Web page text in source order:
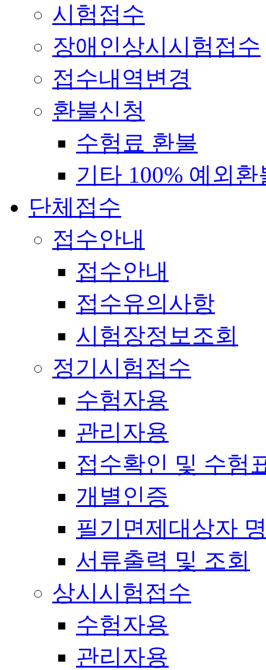
시험접수
장애인상시시험접수
접수내역변경
환불신청
수험료 환불
기타 100% 예외환
단체접수
접수안내
접수안내
접수유의사항
시험장정보조회
정기시험접수
수험자용
관리자용
접수확인 및 수험
개별인증
필기면제대상자
서류출력 및 조회
상시시험접수
수험자용
관리자용